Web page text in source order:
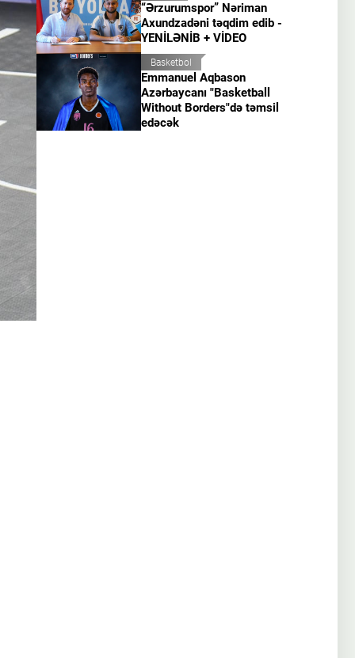
“Ərzurumspor” Nəriman
Axundzadəni təqdim edib -
YENİLƏNİB + VİDEO
Basketbol
Emmanuel Aqbason
Azərbaycanı "Basketball
Without Borders"də təmsil
edəcək